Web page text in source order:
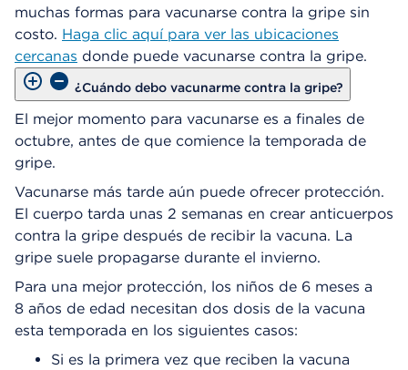
muchas formas para vacunarse contra la gripe sin
costo. Haga clic aquí para ver las ubicaciones
cercanas donde puede vacunarse contra la gripe.
¿Cuándo debo vacunarme contra la gripe?
El mejor momento para vacunarse es a finales de
octubre, antes de que comience la temporada de
gripe.
Vacunarse más tarde aún puede ofrecer protección.
El cuerpo tarda unas 2 semanas en crear anticuerpos
contra la gripe después de recibir la vacuna. La
gripe suele propagarse durante el invierno.
Para una mejor protección, los niños de 6 meses a
8 años de edad necesitan dos dosis de la vacuna
esta temporada en los siguientes casos:
Si es la primera vez que reciben la vacuna